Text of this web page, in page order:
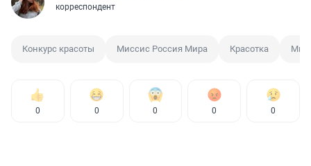
корреспондент
Конкурс красоты Миссис Россия Мира Красотка
0 0 0 0 0